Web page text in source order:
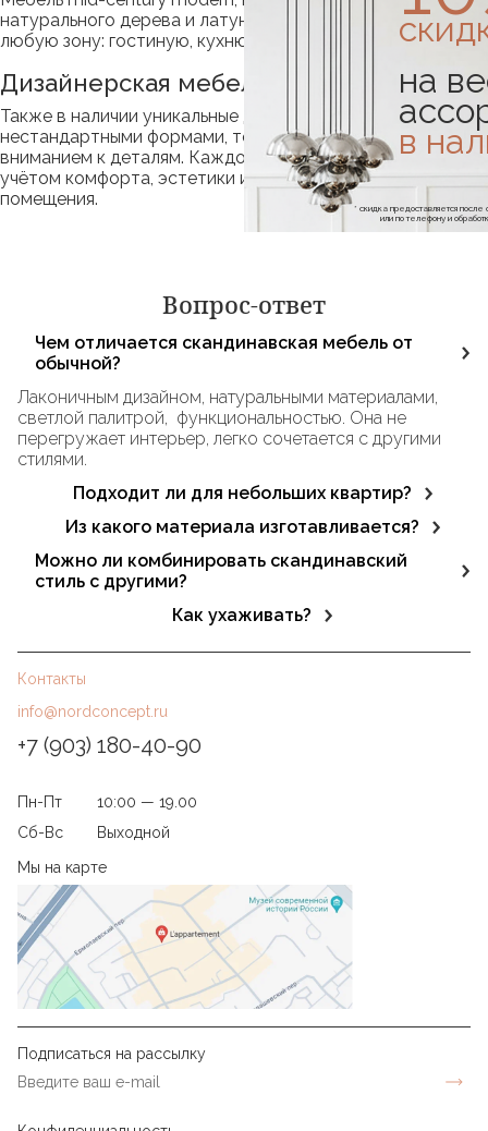
натурального дерева и латуни, хорошо вписывается в
любую зону: гостиную, кухню, спальню или детскую.
Дизайнерская мебель
Также в наличии уникальные дизайнерские модели — с
нестандартными формами, точной геометрией и
вниманием к деталям. Каждое изделие проектируется с
учётом комфорта, эстетики и особенностей конкретного
помещения.
Вопрос-ответ
Чем отличается скандинавская мебель от
обычной?
Лаконичным дизайном, натуральными материалами,
светлой палитрой, функциональностью. Она не
перегружает интерьер, легко сочетается с другими
стилями.
Подходит ли для небольших квартир?
Да. Благодаря визуальной лёгкости и компактным
формам скандинавская мебель идеально смотрится в
ограниченном пространстве.
Из какого материала изготавливается?
В основном используется массив дерева (дуб, ясень,
бук), шпон, МДФ, латунь и стекло. Все материалы
Можно ли комбинировать скандинавский
стиль с другими?
Да, он отлично сочетается с лофтом, современным
Как ухаживать?
Регулярно протирать сухой мягкой тканью. Избегать
агрессивной химии и излишней влажности.
на
в
* скидка предоставляется
или по телефону и
Контакты
info@nordconcept.ru
+7 (903) 180-40-90
Пн-Пт
10:00 — 19.00
Сб-Вс
Выходной
Мы на карте
Подписаться на рассылку